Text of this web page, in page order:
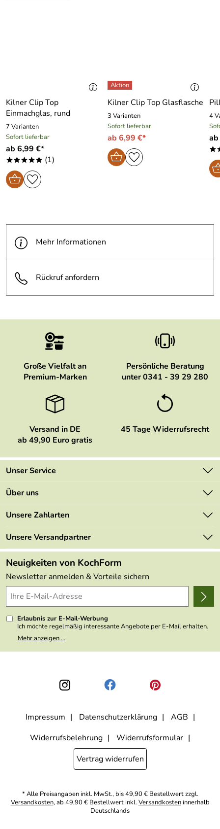
Kilner Clip Top
Einmachglas, rund
7 Varianten
Sofort lieferbar
ab 6,99 €*
***** (1)
Kilner Clip Top Glasflasche
3 Varianten
Sofort lieferbar
ab 6,99 €*
4
Mehr Informationen
Rückruf anfordern
Große Vielfalt an
Premium-Marken
Persönliche Beratung
unter 0341 - 39 29 280
Versand in DE
ab 49,90 Euro gratis
45 Tage Widerrufsrecht
Unser Service
Kontakt
Mehrwertsteuerfrei
Retourenportal
FAQs
Lieferbedingungen
Delivery Terms
Kundenlogin
Über uns
Marken
Angebote
Made in Germany
Themen
Wir über uns
Presse
Unsere Zahlarten
Unsere Versandpartner
Neuigkeiten von KochForm
Newsletter anmelden & Vorteile sichern
Erlaubnis zur E-Mail-Werbung
Ich möchte regelmäßig interessante Angebote per E-Mail erhalten.
Meine E-Mail-Adresse wird nicht an andere Unternehmen
weitergegeben. Zu statistischen Zwecken wird in anonymer Form
den Link "Abmelden" am Ende des Newsletters anklicke oder die
Option Newsletter im Mitgliederbereich deaktiviere. Die
Datenschutzerklärung
habe ich zur Kenntnis genommen.
Mehr anzeigen ...
Impressum Datenschutzerklärung
AGB
Widerrufsbelehrung
Widerrufsformular
Vertrag widerrufen
* Alle Preisangaben inkl. MwSt., bis 49,90 € Bestellwert zzgl.
Versandkosten, ab 49,90 € Bestellwert inkl.Versandkosteninnerhalb
Deutschlands